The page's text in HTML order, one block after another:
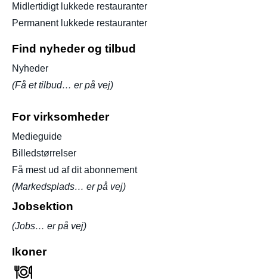
Midlertidigt lukkede restauranter
Permanent lukkede restauranter
Find nyheder og tilbud
Nyheder
(Få et tilbud… er på vej)
For virksomheder
Medieguide
Billedstørrelser
Få mest ud af dit abonnement
(Markedsplads… er på vej)
Jobsektion
(Jobs… er på vej)
Ikoner